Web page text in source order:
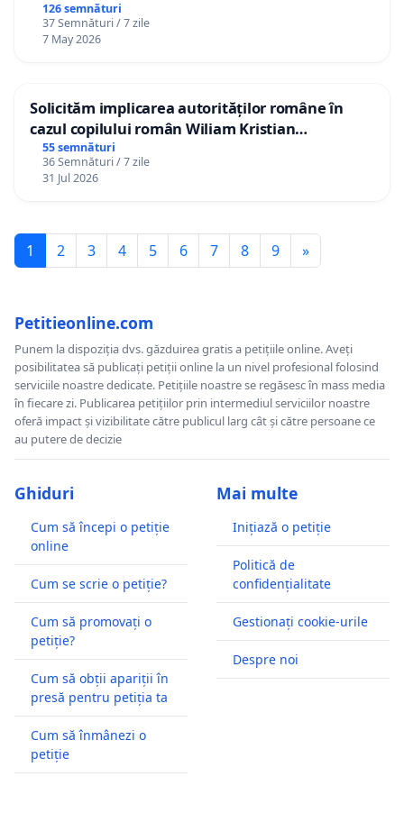
126 semnături
37 Semnături / 7 zile
7 May 2026
Solicităm implicarea autorităților române în
cazul copilului român Wiliam Kristian
Gheorghe, aflat în plasament în Danemarca de
12 ani
55 semnături
36 Semnături / 7 zile
31 Jul 2026
1 2 3 4 5 6 7 8 9 »
Petitieonline.com
Punem la dispoziția dvs. găzduirea gratis a petițiile online. Aveți
posibilitatea să publicați petiții online la un nivel profesional folosind
serviciile noastre dedicate. Petițiile noastre se regăsesc în mass media
în fiecare zi. Publicarea petițiilor prin intermediul serviciilor noastre
oferă impact și vizibilitate către publicul larg cât și către persoane ce
au putere de decizie
Ghiduri
Cum să începi o petiție
online
Cum se scrie o petiție?
Cum să promovați o
petiție?
Cum să obții apariții în
presă pentru petiția ta
Cum să înmânezi o
petiție
Mai multe
Inițiază o petiție
Politică de
confidențialitate
Gestionați cookie-urile
Despre noi